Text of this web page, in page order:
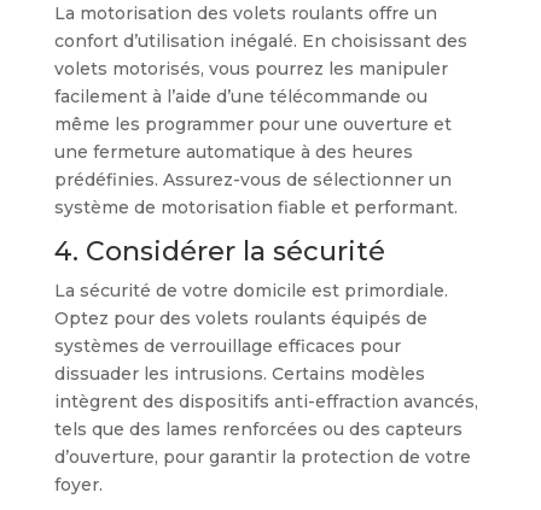
La motorisation des volets roulants offre un
confort d’utilisation inégalé. En choisissant des
volets motorisés, vous pourrez les manipuler
facilement à l’aide d’une télécommande ou
même les programmer pour une ouverture et
une fermeture automatique à des heures
prédéfinies. Assurez-vous de sélectionner un
système de motorisation fiable et performant.
4. Considérer la sécurité
La sécurité de votre domicile est primordiale.
Optez pour des volets roulants équipés de
systèmes de verrouillage efficaces pour
dissuader les intrusions. Certains modèles
intègrent des dispositifs anti-effraction avancés,
tels que des lames renforcées ou des capteurs
d’ouverture, pour garantir la protection de votre
foyer.